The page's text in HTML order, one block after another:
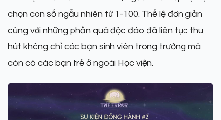
chọn con số ngẫu nhiên từ 1-100. Thể lệ đơn giản
cùng với những phần quà độc đáo đã liên tục thu
hút không chỉ các bạn sinh viên trong trường mà
còn có các bạn trẻ ở ngoài Học viện.